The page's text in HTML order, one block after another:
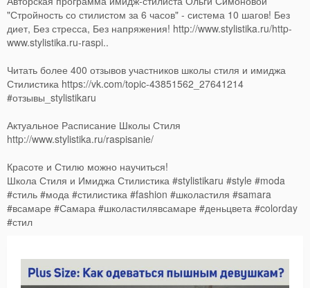
"Стройность со стилистом за 6 часов" - система 10 шагов! Без
диет, Без стресса, Без напряжения! http://www.stylistika.ru/http-
www.stylistika.ru-raspi..
Читать более 400 отзывов участников школы стиля и имиджа
Стилистика https://vk.com/topic-43851562_27641214
#отзывы_stylistikaru
Актуальное Расписание Школы Стиля
http://www.stylistika.ru/raspisanie/
Красоте и Стилю можно научиться!
Школа Стиля и Имиджа Стилистика #stylistikaru #style #moda
#стиль #мода #стилистика #fashion #школастиля #samara
#всамаре #Самара #школастилявсамаре #деньцвета #colorday
#стил